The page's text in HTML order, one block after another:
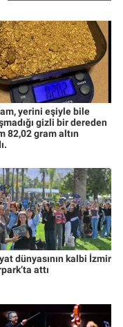
yerini eşiyle bile
gizli bir dereden
82,02 gram altın
dünyasının kalbi İzmir
attı